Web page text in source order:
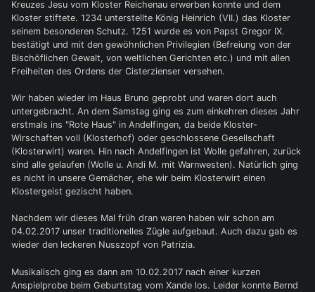
Kreuzes Jesu vom Kloster Reichenau erwerben konnte und dem
Kloster stiftete. 1234 unterstellte König Heinrich (VII.) das Kloster
seinem besonderen Schutz. 1251 wurde es von Papst Gregor IX.
bestätigt und mit den gewöhnlichen Privilegien (Befreiung von der
Bischöflichen Gewalt, von weltlichen Gerichten etc.) und mit allen
Freiheiten des Ordens der Cisterzienser versehen.
Wir haben wieder im Haus Bruno geprobt und waren dort auch
untergebracht. An dem Samstag ging es zum einkehren dieses Jahr
erstmals ins "Rote Haus" in Andelfingen, da beide Kloster-
Wirschaften voll (Klosterhof) oder geschlossene Gesellschaft
(Klosterwirt) waren. Hin nach Andelfingen ist Wolle gefahren, zurück
sind alle gelaufen (Wolle u. Andi M. mit Warnwesten). Natürlich ging
es nicht in unsere Gemächer, ehe wir beim Klosterwirt einen
Klostergeist gezischt haben.
Nachdem wir dieses Mal früh dran waren haben wir schon am
04.02.2017 unser traditionelles Zügle aufgebaut. Auch dazu gab es
wieder den leckeren Nusszopf von Patrizia.
Musikalisch ging es dann am 10.02.2017 nach einer kurzen
Anspielprobe beim Geburtstag vom Xande los. Leider konnte Bernd